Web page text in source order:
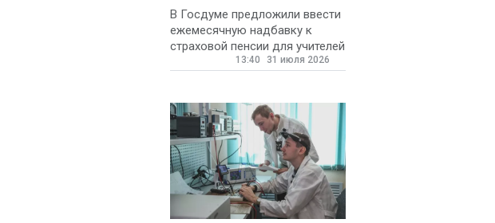
В Госдуме предложили ввести
ежемесячную надбавку к
страховой пенсии для учителей
государственных и
13:40 31 июля 2026